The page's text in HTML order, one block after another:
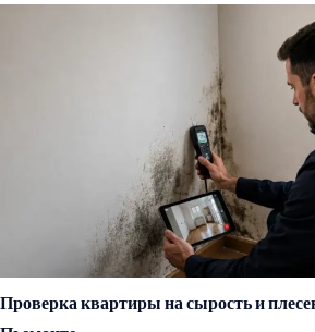
Проверка квартиры на сырость и